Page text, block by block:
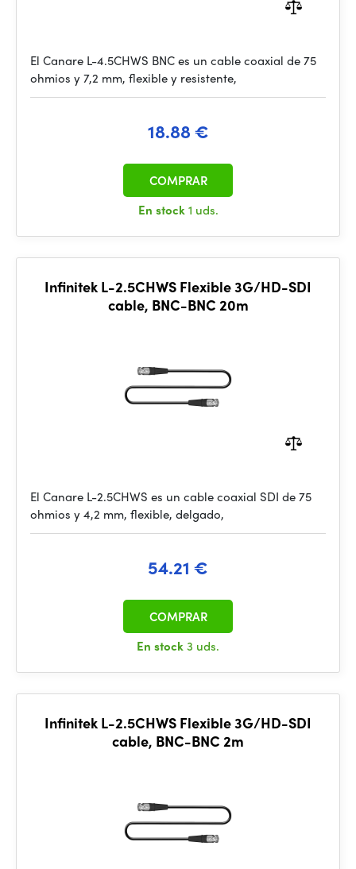
El Canare L-4.5CHWS BNC es un cable coaxial de 75
ohmios y 7,2 mm, flexible y resistente,
18.88 €
En stock1 uds.
COMPRAR
Infinitek L-2.5CHWS Flexible 3G/HD-SDI
cable, BNC-BNC 20m
El Canare L-2.5CHWS es un cable coaxial SDI de 75
ohmios y 4,2 mm, flexible, delgado,
54.21 €
En stock3 uds.
COMPRAR
Infinitek L-2.5CHWS Flexible 3G/HD-SDI
cable, BNC-BNC 2m